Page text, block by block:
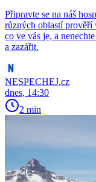
Připravte se na náš
různých oblastí prověří
co ve vás je, a
a zazářit.
NESPECHEJ.cz
dnes, 14:30
2 min